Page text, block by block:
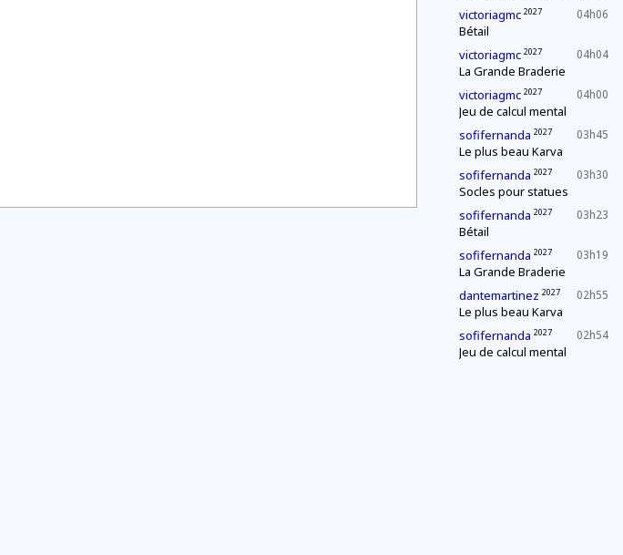
04h06
victoriagmc 2027
Bétail
04h04
victoriagmc 2027
La Grande Braderie
04h00
victoriagmc 2027
Jeu de calcul mental
03h45
sofifernanda 2027
Le plus beau Karva
03h30
sofifernanda 2027
Socles pour statues
03h23
sofifernanda 2027
Bétail
03h19
sofifernanda 2027
La Grande Braderie
02h55
dantemartinez 2027
Le plus beau Karva
02h54
sofifernanda 2027
Jeu de calcul mental